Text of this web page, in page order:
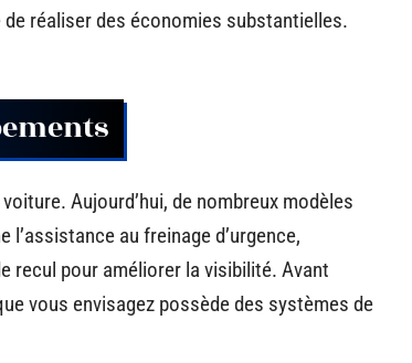
réaliser des économies substantielles.
Aujourd’hui, de nombreux modèles
au freinage d’urgence,
recul pour améliorer la visibilité. Avant
vous envisagez possède des systèmes de